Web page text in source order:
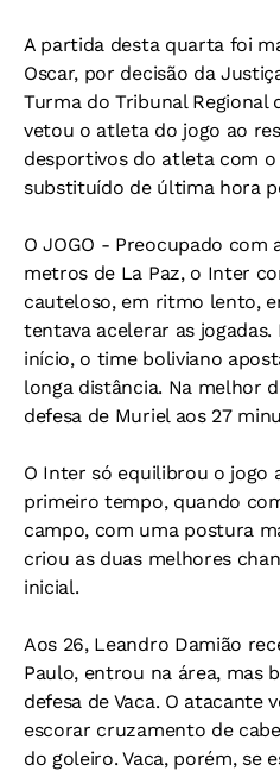
A partida desta quarta foi
Oscar, por decisão da
Turma do Tribunal Regional
vetou o atleta do jogo ao
desportivos do atleta com o
substituído de última hora
O JOGO - Preocupado com
metros de La Paz, o Inter
cauteloso, em ritmo lento,
tentava acelerar as
início, o time boliviano
longa distância. Na melhor
defesa de Muriel aos 27
O Inter só equilibrou o jogo
primeiro tempo, quando
campo, com uma postura
criou as duas melhores
inicial.
Aos 26, Leandro Damião
Paulo, entrou na área, mas
defesa de Vaca. O atacante
escorar cruzamento de
do goleiro. Vaca, porém, se